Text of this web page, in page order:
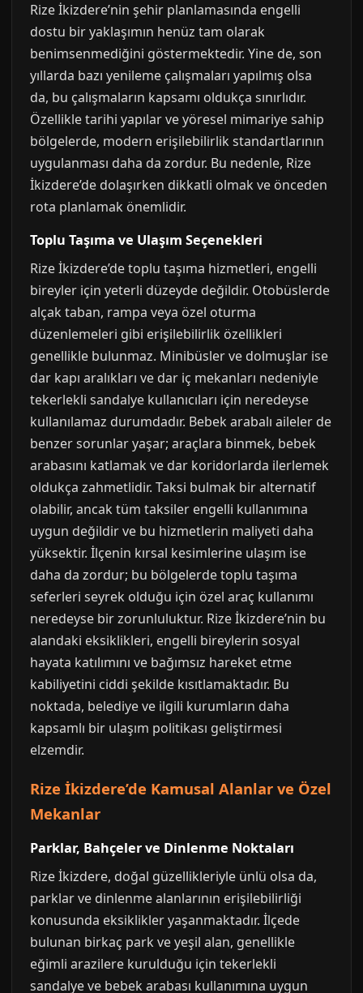
Rize İkizdere’nin şehir planlamasında engelli
dostu bir yaklaşımın henüz tam olarak
benimsenmediğini göstermektedir. Yine de, son
yıllarda bazı yenileme çalışmaları yapılmış olsa
da, bu çalışmaların kapsamı oldukça sınırlıdır.
Özellikle tarihi yapılar ve yöresel mimariye sahip
bölgelerde, modern erişilebilirlik standartlarının
uygulanması daha da zordur. Bu nedenle, Rize
İkizdere’de dolaşırken dikkatli olmak ve önceden
rota planlamak önemlidir.
Toplu Taşıma ve Ulaşım Seçenekleri
Rize İkizdere’de toplu taşıma hizmetleri, engelli
bireyler için yeterli düzeyde değildir. Otobüslerde
alçak taban, rampa veya özel oturma
düzenlemeleri gibi erişilebilirlik özellikleri
genellikle bulunmaz. Minibüsler ve dolmuşlar ise
dar kapı aralıkları ve dar iç mekanları nedeniyle
tekerlekli sandalye kullanıcıları için neredeyse
kullanılamaz durumdadır. Bebek arabalı aileler de
benzer sorunlar yaşar; araçlara binmek, bebek
arabasını katlamak ve dar koridorlarda ilerlemek
oldukça zahmetlidir. Taksi bulmak bir alternatif
olabilir, ancak tüm taksiler engelli kullanımına
uygun değildir ve bu hizmetlerin maliyeti daha
yüksektir. İlçenin kırsal kesimlerine ulaşım ise
daha da zordur; bu bölgelerde toplu taşıma
seferleri seyrek olduğu için özel araç kullanımı
neredeyse bir zorunluluktur. Rize İkizdere’nin bu
alandaki eksiklikleri, engelli bireylerin sosyal
hayata katılımını ve bağımsız hareket etme
kabiliyetini ciddi şekilde kısıtlamaktadır. Bu
noktada, belediye ve ilgili kurumların daha
kapsamlı bir ulaşım politikası geliştirmesi
elzemdir.
Rize İkizdere’de Kamusal Alanlar ve Özel
Mekanlar
Parklar, Bahçeler ve Dinlenme Noktaları
Rize İkizdere, doğal güzellikleriyle ünlü olsa da,
parklar ve dinlenme alanlarının erişilebilirliği
konusunda eksiklikler yaşanmaktadır. İlçede
bulunan birkaç park ve yeşil alan, genellikle
eğimli arazilere kurulduğu için tekerlekli
sandalye ve bebek arabası kullanımına uygun